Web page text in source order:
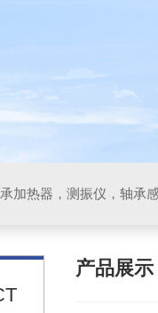
加热器，测振仪，轴承
产品展示